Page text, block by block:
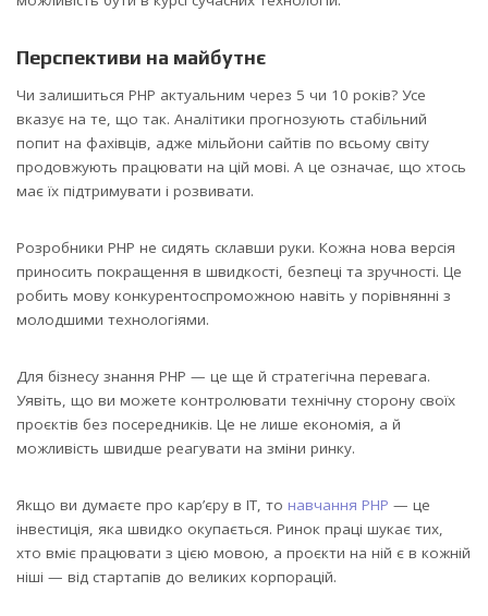
Перспективи на майбутнє
Чи залишиться PHP актуальним через 5 чи 10 років? Усе
вказує на те, що так. Аналітики прогнозують стабільний
попит на фахівців, адже мільйони сайтів по всьому світу
продовжують працювати на цій мові. А це означає, що хтось
має їх підтримувати і розвивати.
Розробники PHP не сидять склавши руки. Кожна нова версія
приносить покращення в швидкості, безпеці та зручності. Це
робить мову конкурентоспроможною навіть у порівнянні з
молодшими технологіями.
Для бізнесу знання PHP — це ще й стратегічна перевага.
Уявіть, що ви можете контролювати технічну сторону своїх
проєктів без посередників. Це не лише економія, а й
можливість швидше реагувати на зміни ринку.
Якщо ви думаєте про кар’єру в IT, то навчання PHP — це
інвестиція, яка швидко окупається. Ринок праці шукає тих,
хто вміє працювати з цією мовою, а проєкти на ній є в кожній
ніші — від стартапів до великих корпорацій.